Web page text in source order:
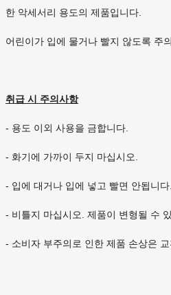
한 악세서리 용도의 제품입니다.
어린이가 입에 물거나 빨지 않도록 주
취급 시 주의사항
- 용도 이외 사용을 금합니다.
- 화기에 가까이 두지 마십시오.
- 입에 대거나 입에 넣고 빨면 안됩니다.
- 비틀지 마십시오. 제품이 변형될 수
- 소비자 부주의로 인한 제품 손상은